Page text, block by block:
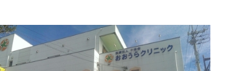
があり、大腸ポリープが
あった方は大腸がんのリ
ス…